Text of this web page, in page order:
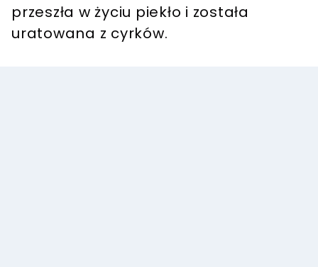
przeszła w życiu piekło i została
uratowana z cyrków.